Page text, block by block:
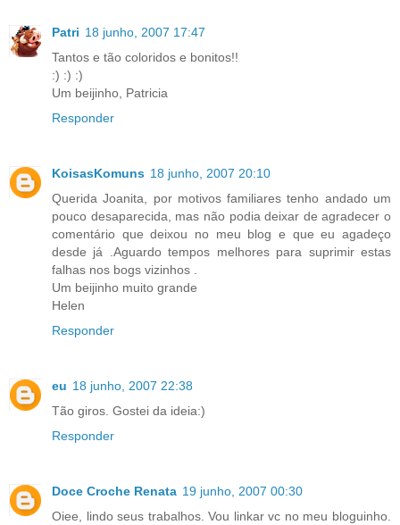
Patri 18 junho, 2007 17:47
Tantos e tão coloridos e bonitos!!
:) :) :)
Um beijinho, Patricia
Responder
KoisasKomuns 18 junho, 2007 20:10
Querida Joanita, por motivos familiares tenho andado um
pouco desaparecida, mas não podia deixar de agradecer o
comentário que deixou no meu blog e que eu agadeço
desde já .Aguardo tempos melhores para suprimir estas
falhas nos bogs vizinhos .
Um beijinho muito grande
Helen
Responder
eu 18 junho, 2007 22:38
Tão giros. Gostei da ideia:)
Responder
Doce Croche Renata 19 junho, 2007 00:30
Oiee, lindo seus trabalhos. Vou linkar vc no meu bloguinho.